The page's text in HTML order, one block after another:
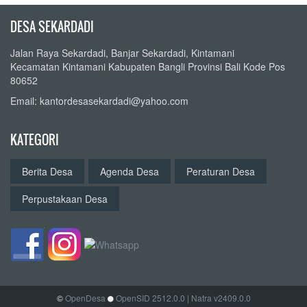
DESA SEKARDADI
Jalan Raya Sekardadi, Banjar Sekardadi, Kintamani
Kecamatan Kintamani Kabupaten Bangli Provinsi Bali Kode Pos
80652
Email: kantordesasekardadi@yahoo.com
KATEGORI
Berita Desa Agenda Desa
Peraturan Desa
Perpustakaan Desa
©OpenDesa OpenSID 2512.0.0 | Natra v2409.0.0